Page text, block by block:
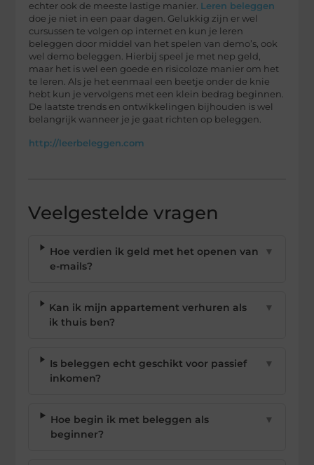
echter ook de meeste lastige manier. Leren beleggen
doe je niet in een paar dagen. Gelukkig zijn er wel
cursussen te volgen op internet en kun je leren
beleggen door middel van het spelen van demo’s, ook
wel demo beleggen. Hierbij speel je met nep geld,
maar het is wel een goede en risicoloze manier om het
te leren. Als je het eenmaal een beetje onder de knie
hebt kun je vervolgens met een klein bedrag beginnen.
De laatste trends en ontwikkelingen bijhouden is wel
belangrijk wanneer je je gaat richten op beleggen.
http://leerbeleggen.com
Veelgestelde vragen
Hoe verdien ik geld met het openen van
e-mails?
▼
Kan ik mijn appartement verhuren als
ik thuis ben?
▼
Is beleggen echt geschikt voor passief
inkomen?
▼
Hoe begin ik met beleggen als
beginner?
▼